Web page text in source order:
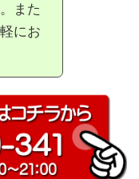
また
にお